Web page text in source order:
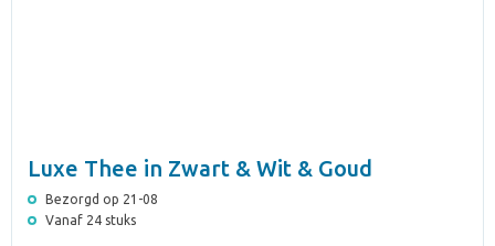
Luxe Thee in Zwart & Wit & Goud
Bezorgd op 21-08
Vanaf 24 stuks